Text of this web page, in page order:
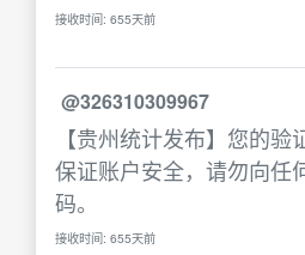
接收时间: 655天前
@326310309967
【贵州统计发布】您的
保证账户安全，请勿向任
码。
接收时间: 655天前